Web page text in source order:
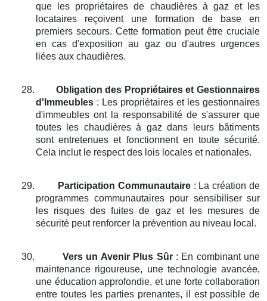
que les propriétaires de chaudières à gaz et les
locataires reçoivent une formation de base en
premiers secours. Cette formation peut être cruciale
en cas d'exposition au gaz ou d'autres urgences
liées aux chaudières.
28.
Obligation des Propriétaires et Gestionnaires
d'Immeubles : Les propriétaires et les gestionnaires
d'immeubles ont la responsabilité de s'assurer que
toutes les chaudières à gaz dans leurs bâtiments
sont entretenues et fonctionnent en toute sécurité.
Cela inclut le respect des lois locales et nationales.
29. Participation Communautaire: La création de
programmes communautaires pour sensibiliser sur
les risques des fuites de gaz et les mesures de
sécurité peut renforcer la prévention au niveau local.
30. Vers un Avenir Plus Sûr: En combinant une
maintenance rigoureuse, une technologie avancée,
une éducation approfondie, et une forte collaboration
entre toutes les parties prenantes, il est possible de